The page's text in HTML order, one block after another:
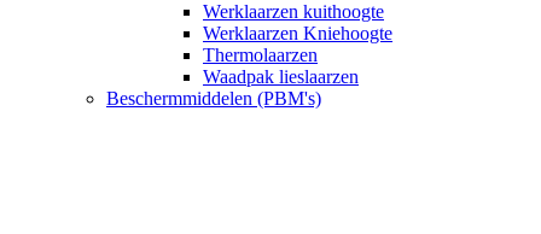
Werklaarzen kuithoogte
Werklaarzen Kniehoogte
Thermolaarzen
Waadpak lieslaarzen
Beschermmiddelen (PBM's)